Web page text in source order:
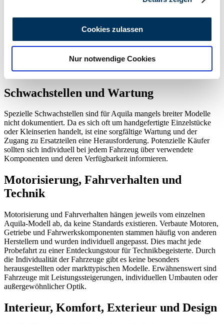
analysieren. Außerdem geben wir Informationen zu Ihrer
Verwendung unserer Website an unsere Partner für
soziale Medien, Werbung und Analysen weiter. Unsere
weiteren Daten zusammen, die Sie ihnen bereitgestellt
gesammelt haben. Datenschutzerklärung
Cookies zulassen
Nur notwendige Cookies
Sondermodelle und Sammlerstücke
Aufgrund der Natur der Marke gelten praktisch alle Aquila-
aus experimentellen Kleinreihen. Wer eine Aquila besitzt, fährt meist
ein Fahrzeug, das so kaum ein zweites Mal existiert.
Schwachstellen und Wartung
Spezielle Schwachstellen sind für Aquila mangels breiter Modelle
nicht dokumentiert. Da es sich oft um handgefertigte Einzelstücke
oder Kleinserien handelt, ist eine sorgfältige Wartung und der
Zugang zu Ersatzteilen eine Herausforderung. Potenzielle Käufer
sollten sich individuell bei jedem Fahrzeug über verwendete
Komponenten und deren Verfügbarkeit informieren.
Motorisierung, Fahrverhalten und
Technik
Motorisierung und Fahrverhalten hängen jeweils vom einzelnen
Aquila-Modell ab, da keine Standards existieren. Verbaute Motoren,
Getriebe und Fahrwerkskomponenten stammen häufig von anderen
Herstellern und wurden individuell angepasst. Dies macht jede
Probefahrt zu einer Entdeckungstour für Technikbegeisterte. Durch
die Individualität der Fahrzeuge gibt es keine besonders
herausgestellten oder markttypischen Modelle. Erwähnenswert sind
Fahrzeuge mit Leistungssteigerungen, individuellen Umbauten oder
außergewöhnlicher Optik.
Interieur, Komfort, Exterieur und Design